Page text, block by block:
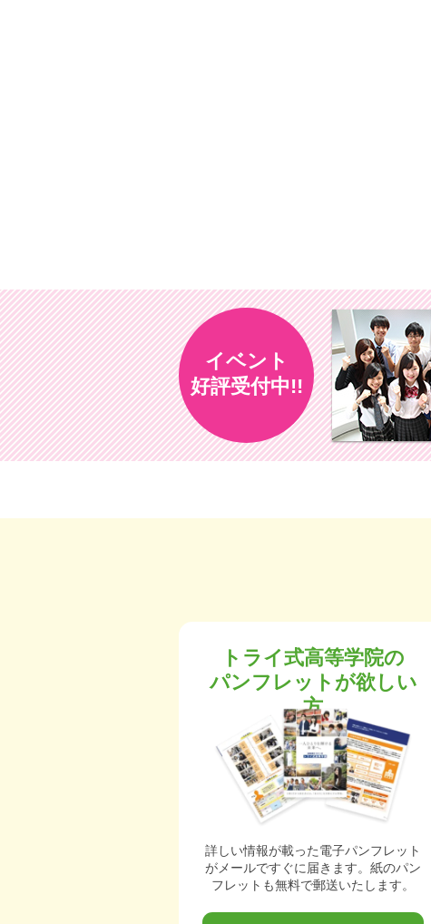
イベント
好評受付中!!
トライ式高等学院の
パンフレットが欲しい
方
詳しい情報が載った電子パンフレット
がメールですぐに届きます。紙のパン
フレットも無料で郵送いたします。